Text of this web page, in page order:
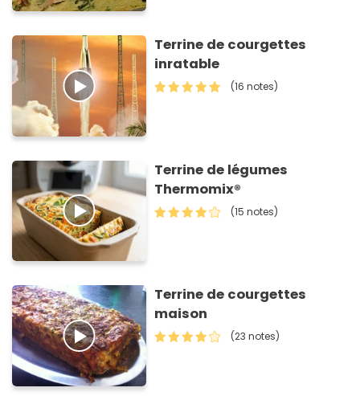
Terrine de courgettes
inratable
(16 notes)
Terrine de légumes
Thermomix®
(15 notes)
Terrine de courgettes
maison
(23 notes)